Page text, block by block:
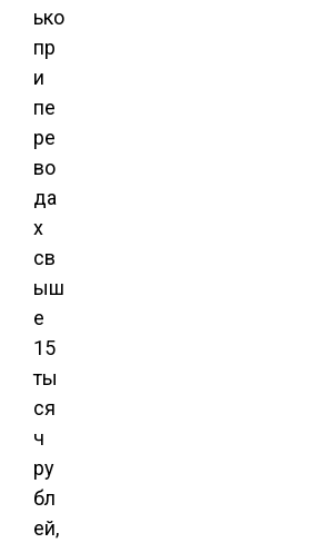
ько
пр
и
пе
ре
во
да
х
св
ыш
е
15
ты
ся
ч
ру
бл
ей,